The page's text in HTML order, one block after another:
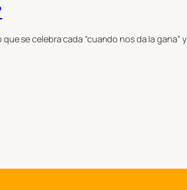
se celebra cada “cuando nos da la gana” y